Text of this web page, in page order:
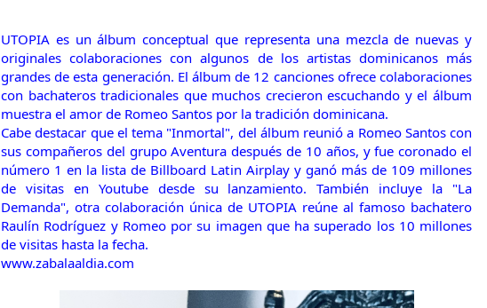
UTOPIA es un álbum conceptual que representa una mezcla de nuevas y
originales colaboraciones con algunos de los artistas dominicanos más
grandes de esta generación. El álbum de 12 canciones ofrece colaboraciones
con bachateros tradicionales que muchos crecieron escuchando y el álbum
muestra el amor de Romeo Santos por la tradición dominicana.
Cabe destacar que el tema "Inmortal", del álbum reunió a Romeo Santos con
sus compañeros del grupo Aventura después de 10 años, y fue coronado el
número 1 en la lista de Billboard Latin Airplay y ganó más de 109 millones
de visitas en Youtube desde su lanzamiento. También incluye la "La
Demanda", otra colaboración única de UTOPIA reúne al famoso bachatero
Raulín Rodríguez y Romeo por su imagen que ha superado los 10 millones
de visitas hasta la fecha.
www.zabalaaldia.com